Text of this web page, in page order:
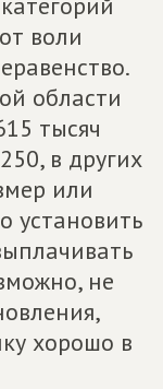
воли
области
тысяч
в других
или
установить
не
хорошо в